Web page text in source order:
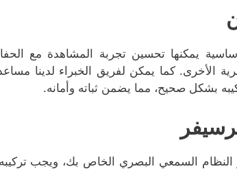
يمكنها تحسين تجربة المشاهدة مع
الأخرى. كما يمكن لفريق الخبراء لدينا
بشكل صحيح، مما يضمن ثباته وأمانه.
السمعي البصري الخاص بك، ويجب